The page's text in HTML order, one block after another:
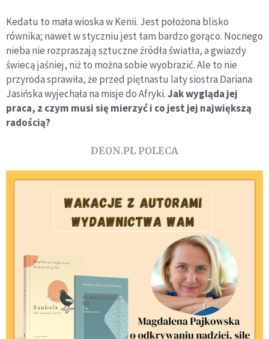
Kedatu to mała wioska w Kenii. Jest położona blisko
równika; nawet w styczniu jest tam bardzo gorąco. Nocnego
nieba nie rozpraszają sztuczne źródła światła, a gwiazdy
świecą jaśniej, niż to można sobie wyobrazić. Ale to nie
przyroda sprawiła, że przed piętnastu laty siostra Dariana
Jasińska wyjechała na misje do Afryki.Jak wygląda jej
praca, z czym musi się mierzyć i co jest jej największą
radością?
DEON.PL POLECA